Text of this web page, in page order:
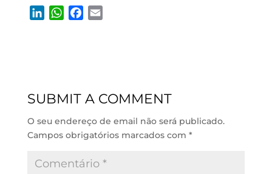
I
W
p
o
SUBMIT A COMMENT
O seu endereço de email não será publicado.
Campos obrigatórios marcados com *